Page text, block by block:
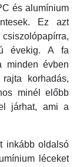
és alumínium
Ez azt
évekig. A fa
minden évben
korhadás,
minél előbb
járhat, ami a
inkább oldalsó
léceket